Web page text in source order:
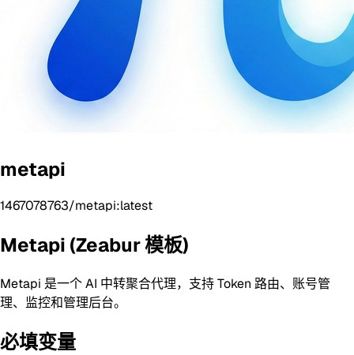
metapi
1467078763/metapi:latest
Metapi (Zeabur 模板)
Metapi 是一个 AI 中转聚合代理，支持 Token 路由、账号管
理、监控和管理后台。
必填变量